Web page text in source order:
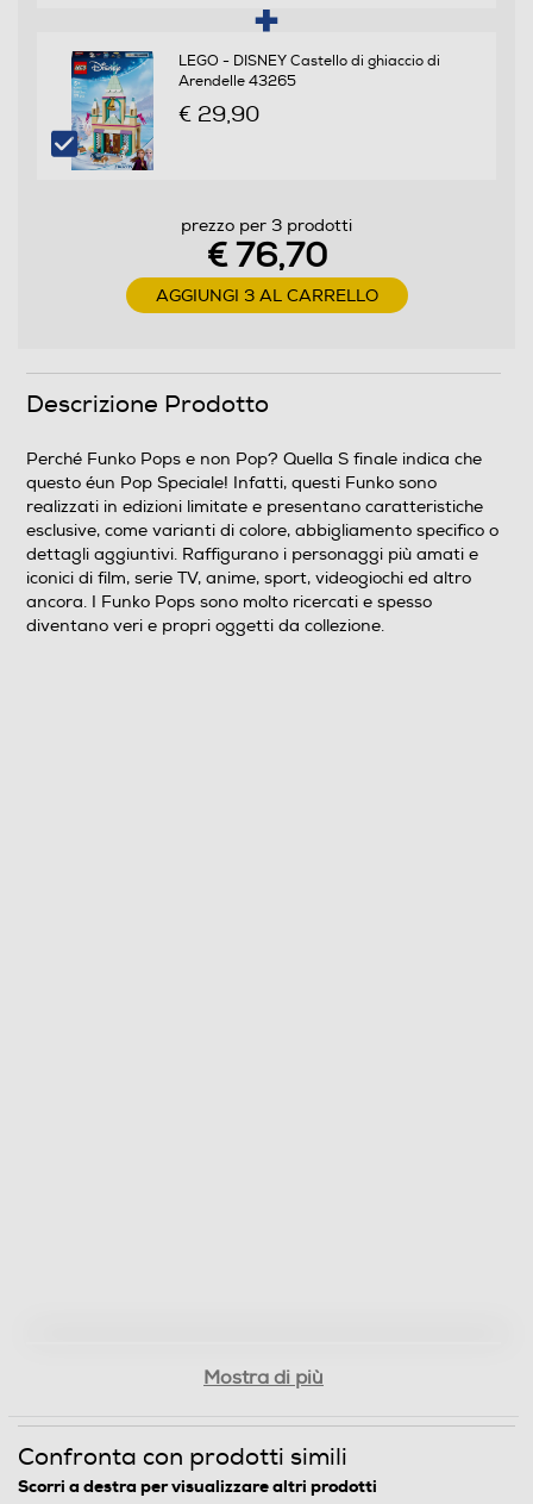
LEGO - DISNEY Castello di ghiaccio di
Arendelle 43265
€ 29,90
prezzo per 3 prodotti
€ 76,70
AGGIUNGI 3 AL CARRELLO
Descrizione Prodotto
Perché Funko Pops e non Pop? Quella S finale indica che
questo éun Pop Speciale! Infatti, questi Funko sono
realizzati in edizioni limitate e presentano caratteristiche
esclusive, come varianti di colore, abbigliamento specifico o
dettagli aggiuntivi. Raffigurano i personaggi più amati e
iconici di film, serie TV, anime, sport, videogiochi ed altro
ancora. I Funko Pops sono molto ricercati e spesso
diventano veri e propri oggetti da collezione.
Mostra di più
Confronta con prodotti simili
Scorri a destra per visualizzare altri prodotti